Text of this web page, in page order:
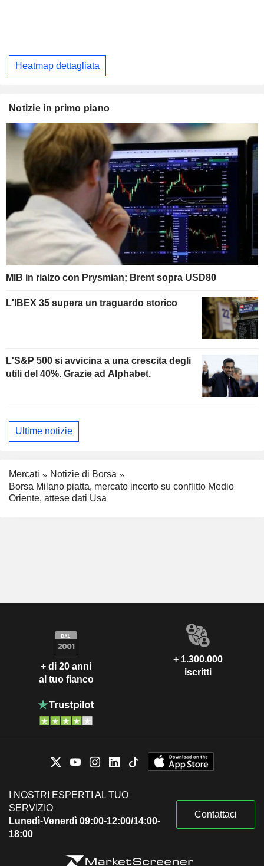
Heatmap dettagliata
Notizie in primo piano
MIB in rialzo con Prysmian; Brent sopra USD80
L'IBEX 35 supera un traguardo storico
L'S&P 500 si avvicina a una crescita degli
utili del 40%. Grazie ad Alphabet.
Ultime notizie
Mercati
Notizie di Borsa
Borsa Milano piatta, mercato incerto su conflitto Medio
Oriente, attese dati Usa
+ di 20 anni
al tuo fianco
+ 1.300.000
iscritti
I NOSTRI ESPERTI AL TUO
SERVIZIO
Lunedì-Venerdì 09:00-12:00/14:00-
18:00
Contattaci